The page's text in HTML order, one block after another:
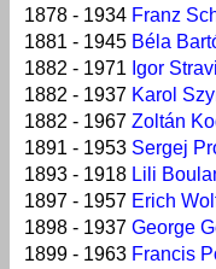
1878 - 1934 Franz
1881 - 1945 Béla
1882 - 1971 Igor
1882 - 1937 Karol
1882 - 1967 Zoltán
1891 - 1953 Sergej
1893 - 1918 Lili
1897 - 1957 Erich
1898 - 1937 George
1899 - 1963 Francis